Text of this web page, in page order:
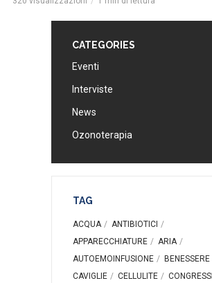
CATEGORIES
Eventi
Interviste
News
Ozonoterapia
TAG
ACQUA
ANTIBIOTICI
APPARECCHIATURE
ARIA
AUTOEMOINFUSIONE
BENESSERE
CAVIGLIE
CELLULITE
CONGRESSI